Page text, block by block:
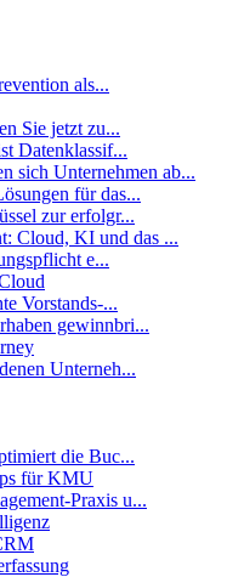
als...
Sie jetzt zu...
Datenklassif...
sich Unternehmen ab...
für das...
zur erfolgr...
Cloud, KI und das ...
e...
Vorstands-...
gewinnbri...
Unterneh...
die Buc...
für KMU
Praxis u...